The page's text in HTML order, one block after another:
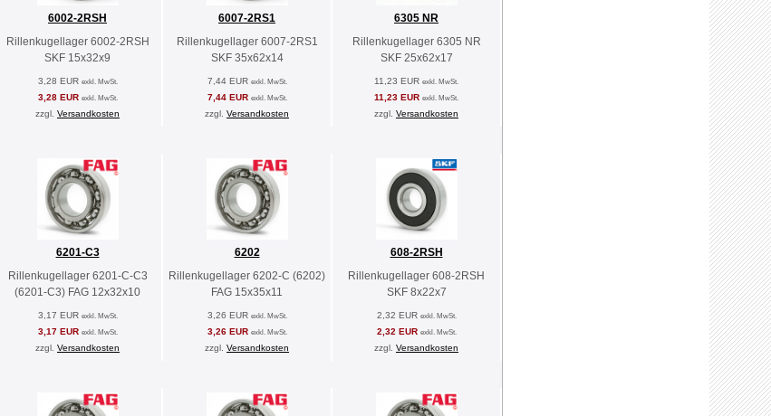
6002-2RSH
Rillenkugellager 6002-2RSH
SKF 15x32x9
3,28 EUR exkl. MwSt.
3,28 EUR exkl. MwSt.
zzgl. Versandkosten
6007-2RS1
Rillenkugellager 6007-2RS1
SKF 35x62x14
7,44 EUR exkl. MwSt.
7,44 EUR exkl. MwSt.
zzgl. Versandkosten
6305 NR
Rillenkugellager 6305 NR
SKF 25x62x17
11,23 EUR exkl. MwSt.
11,23 EUR exkl. MwSt.
zzgl. Versandkosten
6201-C3
Rillenkugellager 6201-C-C3
(6201-C3) FAG 12x32x10
3,17 EUR exkl. MwSt.
3,17 EUR exkl. MwSt.
zzgl. Versandkosten
6202
Rillenkugellager 6202-C (6202)
FAG 15x35x11
3,26 EUR exkl. MwSt.
3,26 EUR exkl. MwSt.
zzgl. Versandkosten
608-2RSH
Rillenkugellager 608-2RSH
SKF 8x22x7
2,32 EUR exkl. MwSt.
2,32 EUR exkl. MwSt.
zzgl. Versandkosten